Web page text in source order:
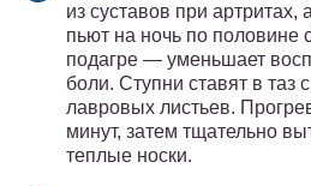
из суставов при артритах,
пьют на ночь по половине
подагре — уменьшает
боли. Ступни ставят в таз
лавровых листьев.
минут, затем тщательно
теплые носки.